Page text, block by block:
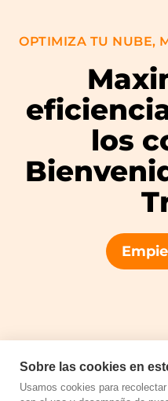
OPTIMIZA TU NUBE,
los
Copyright © 2026 Cloud
Sobre las cookies en
Usamos cookies para